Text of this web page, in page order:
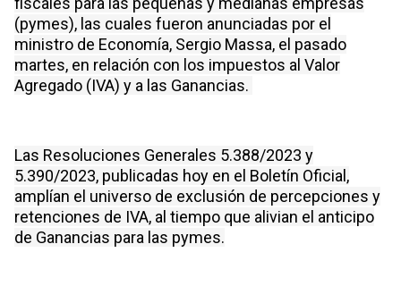
(pymes), las cuales fueron anunciadas por el
ministro de Economía, Sergio Massa, el pasado
martes, en relación con los impuestos al Valor
Agregado (IVA) y a las Ganancias.
Las Resoluciones Generales 5.388/2023 y
5.390/2023, publicadas hoy en el Boletín Oficial,
amplían el universo de exclusión de percepciones y
retenciones de IVA, al tiempo que alivian el anticipo
de Ganancias para las pymes.